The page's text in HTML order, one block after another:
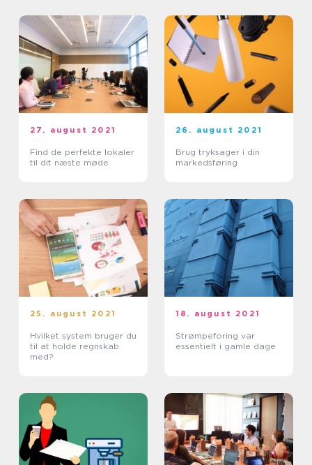
27. august 2021
Find de perfekte lokaler
til dit næste møde
26. august 2021
Brug tryksager i din
markedsføring
25. august 2021
Hvilket system bruger du
til at holde regnskab
med?
18. august 2021
Strømpeforing var
essentielt i gamle dage